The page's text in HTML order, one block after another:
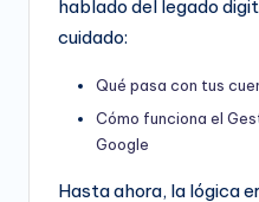
hablado del legado
cuidado:
Qué pasa con tus
Cómo funciona el
Google
Hasta ahora, la lógica